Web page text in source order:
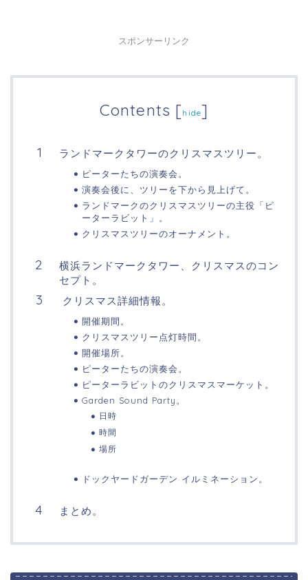
スポンサーリンク
Contents [hide]
ランドマークタワーのクリスマスツリー。
ピーターたちの演奏会。
演奏会後に、ツリーを下から見上げて。
ランドマークのクリスマスツリーの主役「ピ
ーターラビット」。
クリスマスツリーのオーナメント。
横浜ランドマークタワー、クリスマスのコン
セプト。
クリスマス詳細情報。
開催期間。
クリスマスツリー点灯時間。
開催場所。
ピーターたちの演奏会。
ピーターラビットのクリスマスマーケット。
Garden Sound Party。
日時
時間
場所
ドックヤードガーデン イルミネーション。
まとめ。